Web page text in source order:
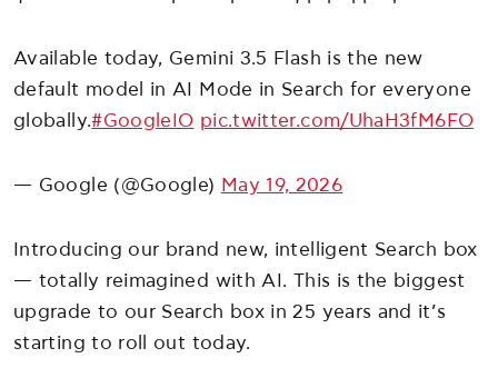
Available today, Gemini 3.5 Flash is the new
default model in AI Mode in Search for everyone
globally.#GoogleIO pic.twitter.com/UhaH3fM6FO
— Google (@Google) May 19, 2026
Introducing our brand new, intelligent Search box
— totally reimagined with AI. This is the biggest
upgrade to our Search box in 25 years and it’s
starting to roll out today.